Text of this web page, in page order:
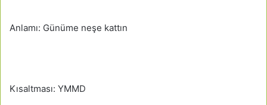
Anlamı: Günüme neşe kattın
Kısaltması: YMMD